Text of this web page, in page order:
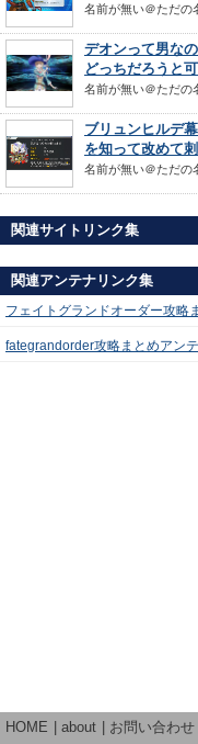
名前が無い＠ただの
デオンって男な
どっちだろうと
名前が無い＠ただの
ブリュンヒルデ
を知って改めて
名前が無い＠ただの
関連サイトリンク集
関連アンテナリンク集
フェイトグランドオーダー攻略
fategrandorder攻略まとめアン
HOME about お問い合わせ